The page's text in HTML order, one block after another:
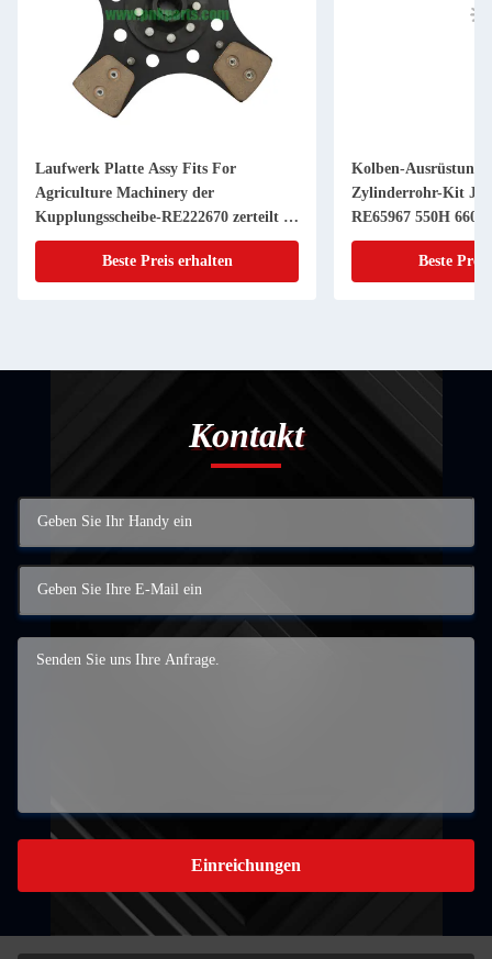
Laufwerk Platte Assy Fits For
Agriculture Machinery der
Kupplungsscheibe-RE222670 zerteilt 11
Zoll 20 KEIL
Beste Preis erhalten
Kolben-Ausrüstung
Zylinderrohr-Kit JDs
RE65967 550H 6603
Powerthch Turbo
Beste
Kontakt
Einreichungen